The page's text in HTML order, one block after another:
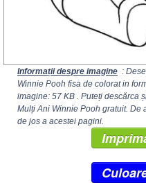
Informații despre imagine :
Winnie Pooh fisa de colorat in
imagine: 57 KB . Puteți descărca
Mulți Ani Winnie Pooh gratuit.
de jos a acestei pagini.